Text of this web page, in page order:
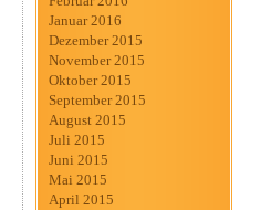
Januar 2016
Dezember 2015
November 2015
Oktober 2015
September 2015
August 2015
Juli 2015
Juni 2015
Mai 2015
April 2015